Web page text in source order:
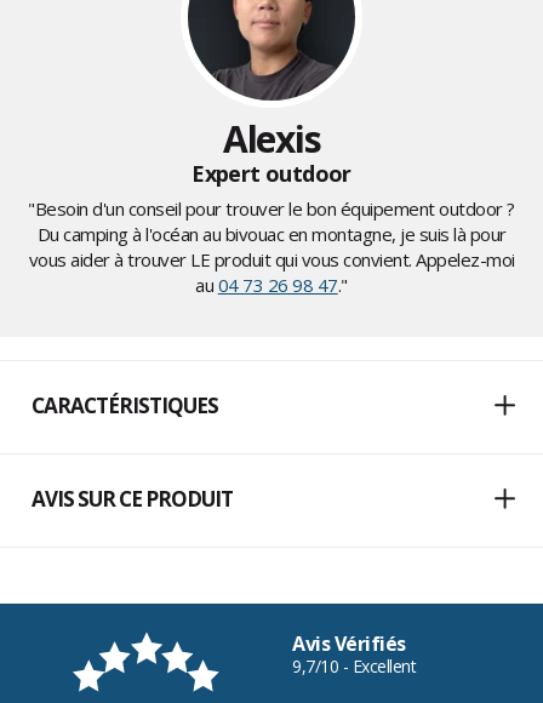
Alexis
Expert outdoor
"Besoin d'un conseil pour trouver le bon équipement outdoor ?
Du camping à l'océan au bivouac en montagne, je suis là pour
vous aider à trouver LE produit qui vous convient. Appelez-moi
au 04 73 26 98 47."
CARACTÉRISTIQUES
AVIS SUR CE PRODUIT
Avis Vérifiés
9,7/10 - Excellent